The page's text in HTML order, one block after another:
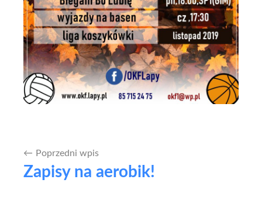
Nawigacja
wpisu
Poprzedni wpis
Zapisy na aerobik!